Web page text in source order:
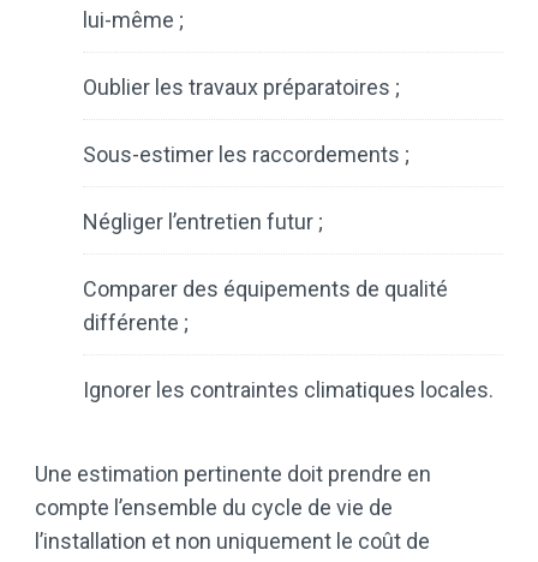
lui-même ;
Oublier les travaux préparatoires ;
Sous-estimer les raccordements ;
Négliger l’entretien futur ;
Comparer des équipements de qualité
différente ;
Ignorer les contraintes climatiques locales.
Une estimation pertinente doit prendre en
compte l’ensemble du cycle de vie de
l’installation et non uniquement le coût de